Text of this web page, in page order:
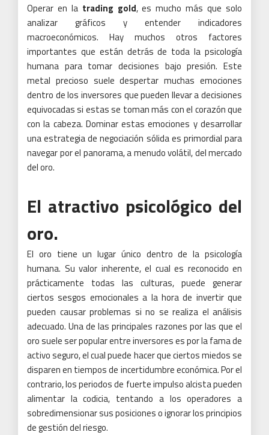
Operar en la trading gold, es mucho más que solo
analizar gráficos y entender indicadores
macroeconómicos. Hay muchos otros factores
importantes que están detrás de toda la psicología
humana para tomar decisiones bajo presión. Este
metal precioso suele despertar muchas emociones
dentro de los inversores que pueden llevar a decisiones
equivocadas si estas se toman más con el corazón que
con la cabeza. Dominar estas emociones y desarrollar
una estrategia de negociación sólida es primordial para
navegar por el panorama, a menudo volátil, del mercado
del oro.
El atractivo psicológico del
oro.
El oro tiene un lugar único dentro de la psicología
humana. Su valor inherente, el cual es reconocido en
prácticamente todas las culturas, puede generar
ciertos sesgos emocionales a la hora de invertir que
pueden causar problemas si no se realiza el análisis
adecuado. Una de las principales razones por las que el
oro suele ser popular entre inversores es por la fama de
activo seguro, el cual puede hacer que ciertos miedos se
disparen en tiempos de incertidumbre económica. Por el
contrario, los periodos de fuerte impulso alcista pueden
alimentar la codicia, tentando a los operadores a
sobredimensionar sus posiciones o ignorar los principios
de gestión del riesgo.